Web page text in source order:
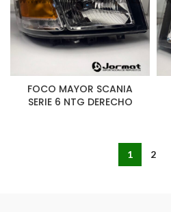
FOCO MAYOR SCANIA
SERIE 6 NTG DERECHO
1 2